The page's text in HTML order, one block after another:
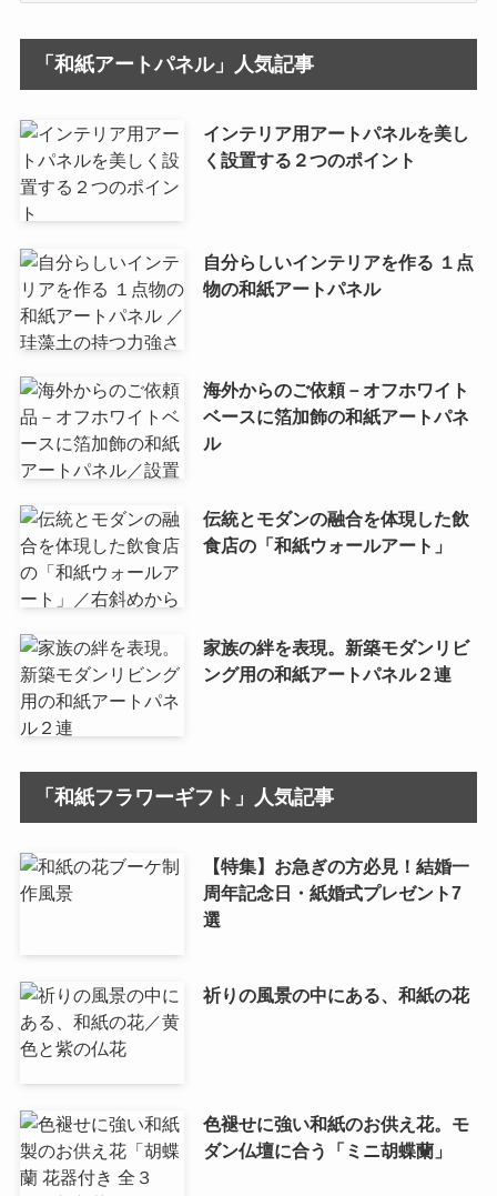
「和紙アートパネル」人気記事
インテリア用アートパネルを美し
く設置する２つのポイント
自分らしいインテリアを作る １点
物の和紙アートパネル
海外からのご依頼－オフホワイト
ベースに箔加飾の和紙アートパネ
ル
伝統とモダンの融合を体現した飲
食店の「和紙ウォールアート」
家族の絆を表現。新築モダンリビ
ング用の和紙アートパネル２連
「和紙フラワーギフト」人気記事
【特集】お急ぎの方必見！結婚一
周年記念日・紙婚式プレゼント7
選
祈りの風景の中にある、和紙の花
色褪せに強い和紙のお供え花。モ
ダン仏壇に合う「ミニ胡蝶蘭」